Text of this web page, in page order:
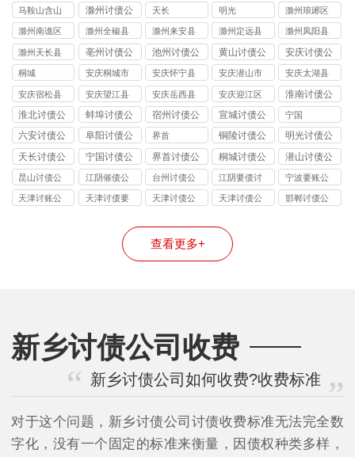
区讨债公司
区讨债公司
区讨债公司
县讨债公司
讨债公司
马鞍山含山
县讨债公司
滁州讨债公
司
天长 明光
滁州琅琊区
讨债公司
滁州南谯区
讨债公司
滁州全椒县
讨债公司
滁州来安县
讨债公司
滁州定远县
讨债公司
滁州凤阳县
讨债公司
滁州天长县
讨债公司
亳州讨债公
司
池州讨债公
司
黄山讨债公
司
安庆讨债公
司
桐城
安庆桐城市
讨债公司
安庆怀宁县
讨债公司
安庆潜山市
讨债公司
安庆太湖县
讨债公司
安庆宿松县
讨债公司
安庆望江县
讨债公司
安庆岳西县
讨债公司
安庆迎江区
讨债公司
淮南讨债公
司
淮北讨债公
司
蚌埠讨债公
司
宿州讨债公
司
宣城讨债公
司
宁国
六安讨债公
司
阜阳讨债公
司
界首
铜陵讨债公
司
明光讨债公
司
天长讨债公
司
宁国讨债公
司
界首讨债公
司
桐城讨债公
司
潜山讨债公
司
昆山讨债公
司
江阴催债公
司服务
台州讨债公
司
江阴要债讨
账公司
宁波要账公
司
天津讨账公
天津讨债要
天津讨债公
天津讨债公
邯郸讨债公
查看更多+
新乡讨债公司收费
新乡讨债公司如何收费?收费标准
对于这个问题，新乡讨债公司讨债收费标准无法完全数
字化，没有一个固定的标准来衡量，因债权种类多样，